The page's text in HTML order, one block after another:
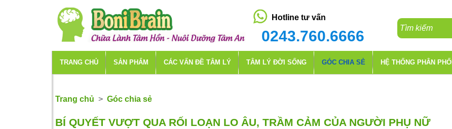
Hotline tư vấn
0243.760.6666
TRANG CHỦ SẢN PHẨM CÁC VẤN ĐỀ TÂM LÝ TÂM LÝ ĐỜI SỐNG GÓC CHIA SẺ HỆ THỐNG PHÂN PHỐI
Trang chủ Góc chia sẻ
BÍ QUYẾT VƯỢT QUA RỐI LOẠN LO ÂU, TRẦM CẢM CỦA NGƯỜI PHỤ NỮ